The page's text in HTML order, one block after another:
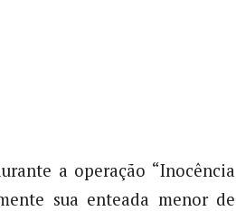
a operação “Inocência
sua enteada menor de